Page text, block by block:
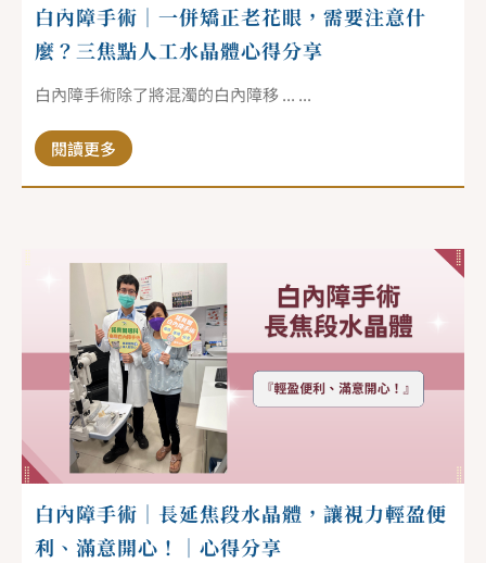
白內障手術｜一併矯正老花眼，需要注意什
麼？三焦點人工水晶體心得分享
白內障手術除了將混濁的白內障移 ... ...
閱讀更多
白內障手術｜長延焦段水晶體，讓視力輕盈便
利、滿意開心！｜心得分享